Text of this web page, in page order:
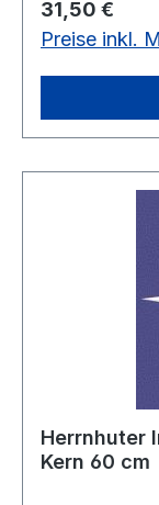
Regulärer
31,50 €
Preise inkl.
Herrnhuter
Kern 60 cm